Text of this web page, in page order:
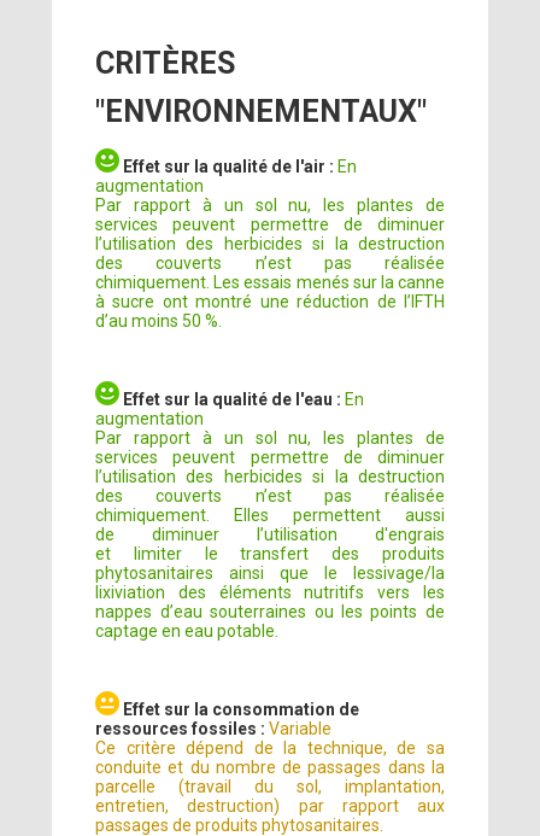
CRITÈRES
"ENVIRONNEMENTAUX"
Effet sur la qualité de l'air : En
augmentation
Par rapport à un sol nu, les plantes de
services peuvent permettre de diminuer
l’utilisation des herbicides si la destruction
des couverts n’est pas réalisée
chimiquement. Les essais menés sur la canne
à sucre ont montré une réduction de l’IFTH
d’au moins 50 %.
Effet sur la qualité de l'eau : En
augmentation
Par rapport à un sol nu, les plantes de
services peuvent permettre de diminuer
l’utilisation des herbicides si la destruction
des couverts n’est pas réalisée
chimiquement. Elles permettent aussi
de diminuer l’utilisation d'engrais
et limiter le transfert des produits
phytosanitaires ainsi que le lessivage/la
lixiviation des éléments nutritifs vers les
nappes d’eau souterraines ou les points de
captage en eau potable.
Effet sur la consommation de
ressources fossiles :Variable
Ce critère dépend de la technique, de sa
conduite et du nombre de passages dans la
parcelle (travail du sol, implantation,
entretien, destruction) par rapport aux
passages de produits phytosanitaires.